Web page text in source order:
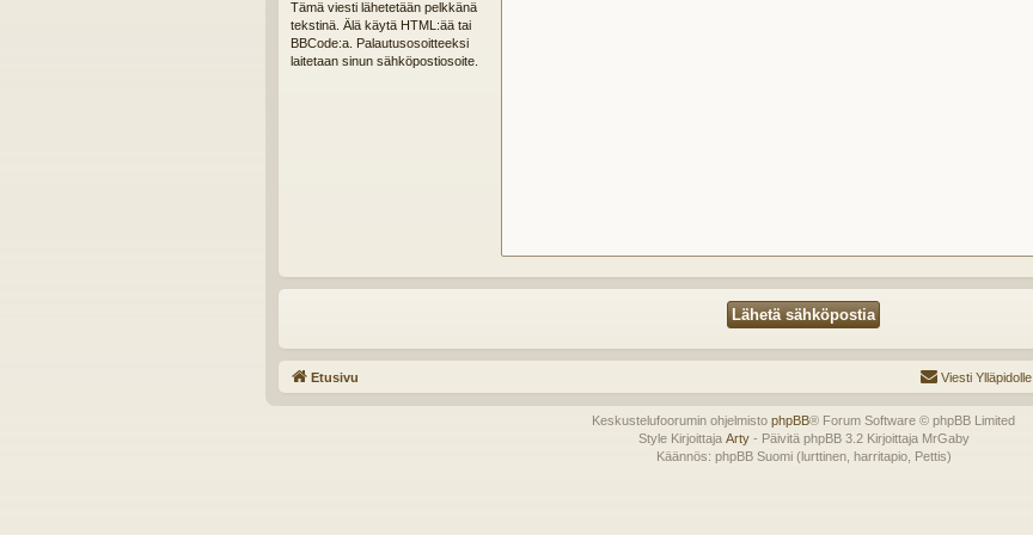
Tämä viesti lähetetään pelkkänä
tekstinä. Älä käytä HTML:ää tai
BBCode:a. Palautusosoitteeksi
laitetaan sinun sähköpostiosoite.
Etusivu Viesti Ylläpidolle
Keskustelufoorumin ohjelmisto phpBB® Forum Software © phpBB Limited
Style Kirjoittaja Arty- Päivitä phpBB 3.2 Kirjoittaja MrGaby
Käännös: phpBB Suomi (lurttinen, harritapio, Pettis)